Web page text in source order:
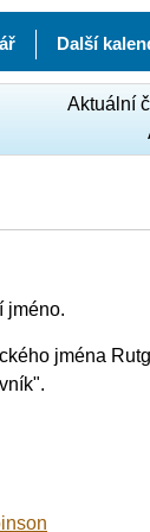
Další
Aktuální
jméno.
jména